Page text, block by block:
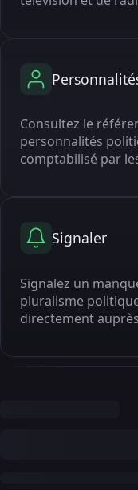
Consultez le
personnalités
comptabilisé par
Signaler
Signalez un
pluralisme
directement